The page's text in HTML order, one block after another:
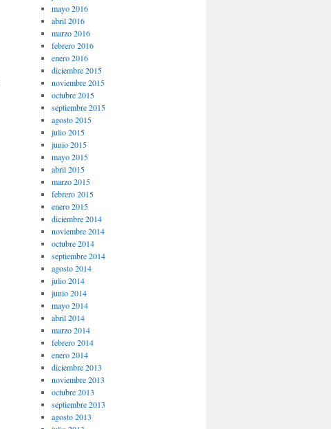
mayo 2016
abril 2016
marzo 2016
febrero 2016
enero 2016
diciembre 2015
noviembre 2015
octubre 2015
septiembre 2015
agosto 2015
julio 2015
junio 2015
mayo 2015
abril 2015
marzo 2015
febrero 2015
enero 2015
diciembre 2014
noviembre 2014
octubre 2014
septiembre 2014
agosto 2014
julio 2014
junio 2014
mayo 2014
abril 2014
marzo 2014
febrero 2014
enero 2014
diciembre 2013
noviembre 2013
octubre 2013
septiembre 2013
agosto 2013